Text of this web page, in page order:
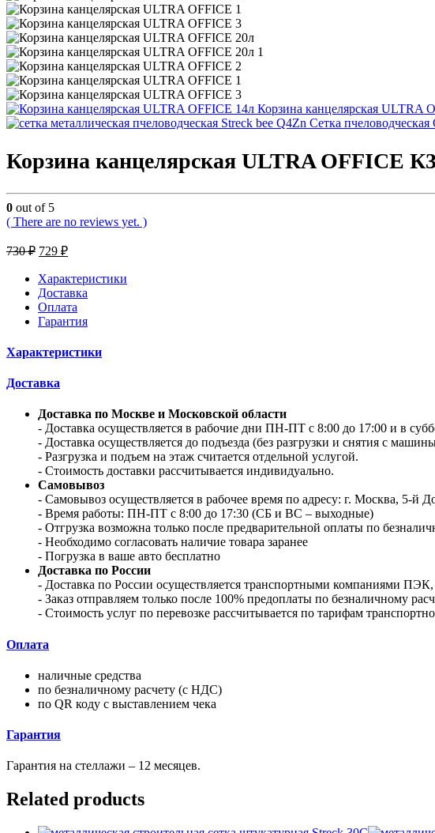
Корзина канцелярская ULTRA
Сетка пчеловодческая
Корзина канцелярская ULTRA OFFICE
0 out of 5
( There are no reviews yet. )
730₽ 729 ₽
Характеристики
Доставка
Оплата
Гарантия
Характеристики
Доставка
Доставка по Москве и Московской области
- Доставка осуществляется в рабочие дни ПН-ПТ с 8:00 до 17:00 и в
- Доставка осуществляется до подъезда (без разгрузки и снятия с
- Разгрузка и подъем на этаж считается отдельной услугой.
- Стоимость доставки рассчитывается индивидуально.
Самовывоз
- Самовывоз осуществляется в рабочее время по адресу: г. Москва, 5-й
- Время работы: ПН-ПТ с 8:00 до 17:30 (СБ и ВС – выходные)
- Отгрузка возможна только после предварительной оплаты по
- Необходимо согласовать наличие товара заранее
- Погрузка в ваше авто бесплатно
Доставка по России
- Доставка по России осуществляется транспортными компаниями
- Заказ отправляем только после 100% предоплаты по безналичному
- Стоимость услуг по перевозке рассчитывается по тарифам
Оплата
наличные средства
по безналичному расчету (с НДС)
по QR коду с выставлением чека
Гарантия
Гарантия на стеллажи – 12 месяцев.
Related products